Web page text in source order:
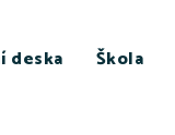
deska Škola